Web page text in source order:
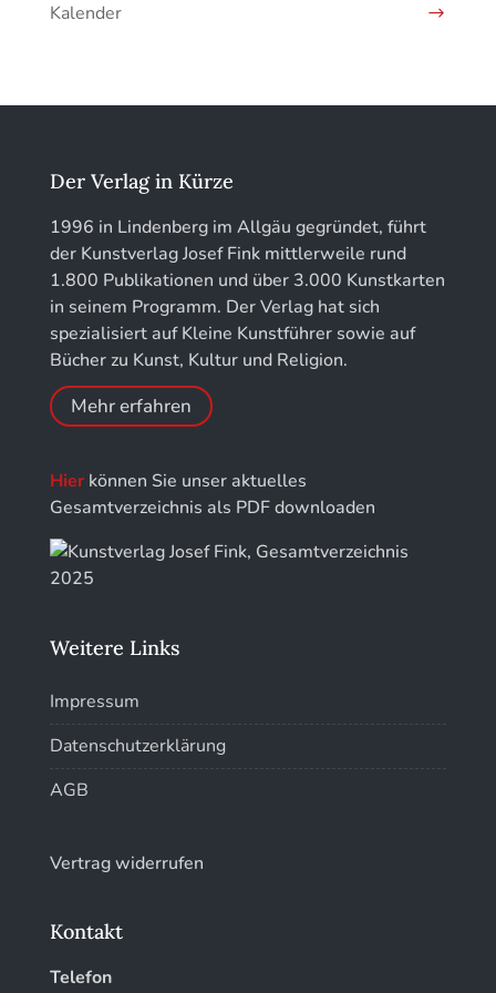
Kunstführer K
Kunstführer M
Kunstführer NO
Kunstführer PQ
Kunstführer R
Kunstführer Sch
Kunstführer St
löhe:porträts
Jahresschriften der DGC Deutsche Gesellschaft
für Chronometrie
Jahrbuch der Stiftung Thüringer Schlösser und
Gärten
Kalender
Der Verlag in Kürze
1996 in Lindenberg im Allgäu gegründet, führt
der Kunstverlag Josef Fink mittlerweile rund
1.800 Publikationen und über 3.000 Kunstkarten
in seinem Programm. Der Verlag hat sich
spezialisiert auf Kleine Kunstführer sowie auf
Bücher zu Kunst, Kultur und Religion.
Mehr erfahren
Hierkönnen Sie unser aktuelles
Gesamtverzeichnis als PDF downloaden
Weitere Links
Impressum
Datenschutzerklärung
AGB
Vertrag widerrufen
Kontakt
Telefon